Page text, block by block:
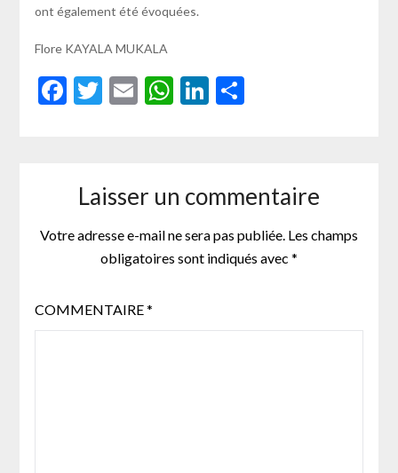
ont également été évoquées.
Flore KAYALA MUKALA
Facebook
Twitter
EmailWhatsApp
LinkedIn
Partager
Laisser un commentaire
Votre adresse e-mail ne sera pas publiée. Les champs
obligatoires sont indiqués avec *
COMMENTAIRE*